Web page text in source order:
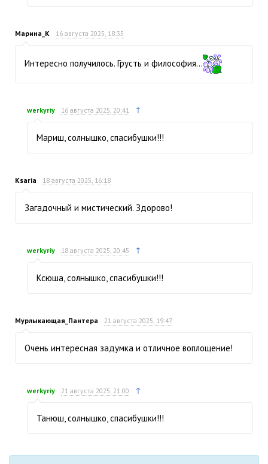
Марина_К 16 августа 2025, 18:35
Интересно получилось. Грусть и философия...
werkyriy 16 августа 2025, 20:41 ↑
Мариш, солнышко, спасибушки!!!
Ksaria 18 августа 2025, 16:18
Загадочный и мистический. Здорово!
werkyriy 18 августа 2025, 20:45 ↑
Ксюша, солнышко, спасибушки!!!
Мурлыкающая_Пантера 21 августа 2025, 19:47
Очень интересная задумка и отличное воплощение!
werkyriy 21 августа 2025, 21:00 ↑
Танюш, солнышко, спасибушки!!!